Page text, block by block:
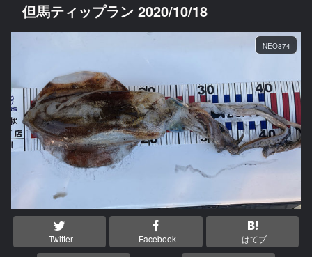
但馬ティップラン 2020/10/18
NEO374
Twitter Facebook はてブ